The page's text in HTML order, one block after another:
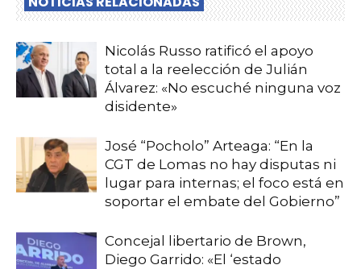
Nicolás Russo ratificó el apoyo
total a la reelección de Julián
Álvarez: «No escuché ninguna voz
disidente»
José “Pocholo” Arteaga: “En la
CGT de Lomas no hay disputas ni
lugar para internas; el foco está en
soportar el embate del Gobierno”
Concejal libertario de Brown,
Diego Garrido: «El ‘estado